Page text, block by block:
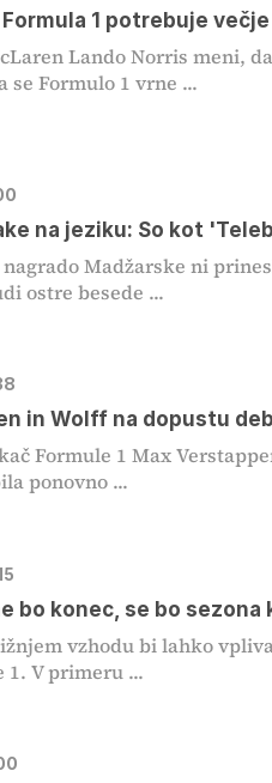
1 potrebuje
Lando Norris meni,
se Formulo 1 vrne ...
na jeziku: So kot
Madžarske ni
ostre besede ...
in Wolff na dopustu
Formule 1 Max
ponovno ...
bo konec, se bo sezona
vzhodu bi lahko
1. V primeru ...